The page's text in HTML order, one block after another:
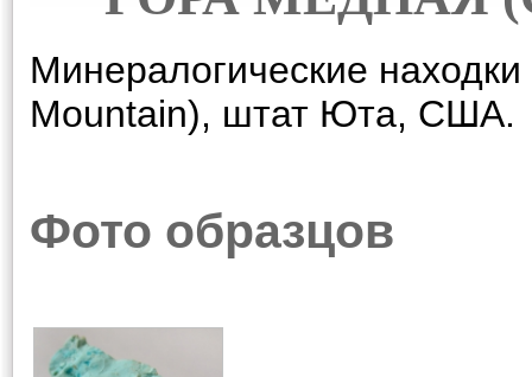
Минералогические
Mountain), штат Юта, США.
Фото образцов